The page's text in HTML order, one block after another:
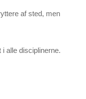
af sted, men
alle disciplinerne.